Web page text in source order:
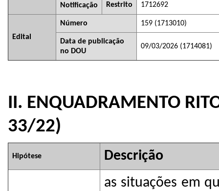
Notificação
Restrito 1712692
Edital
Número 159 (1713010)
Data de publicação
no DOU
09/03/2026 (1714081)
II. ENQUADRAMENTO
33/22)
Hipótese Descrição
as situações em